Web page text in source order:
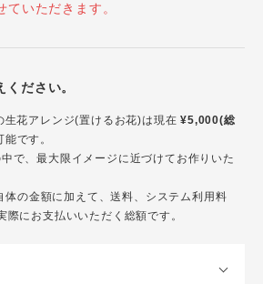
ていただきます。
ください。
生花アレンジ(置けるお花)は現在¥5,000(総
です。
で、最大限イメージに近づけてお作りいた
の金額に加えて、送料、システム利用料
にお支払いいただく総額です。